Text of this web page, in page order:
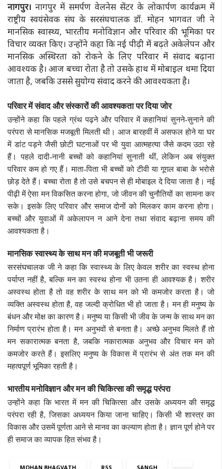
नागपुर। नागपुर में समर्पण वेलनेस सेंटर के लोकार्पण कार्यक्रम में
राष्ट्रीय स्वयंसेवक संघ के सरसंघचालक डॉ. मोहन भागवत जी ने
मानसिक स्वास्थ्य, भारतीय मनोविज्ञान और परिवार की भूमिका पर
विचार व्यक्त किए। उन्होंने कहा कि नई पीढ़ी में बढ़ते अकेलेपन और
मानसिक अस्थिरता को रोकने के लिए परिवार में संवाद बढ़ाना
आवश्यक है। आज बच्चा रोता है तो उसके हाथ में मोबाइल थमा दिया
जाता है, जबकि उससे सुयोग्य संवाद करने की आवश्यकता है।
परिवार में संवाद और संस्कारों की आवश्यकता पर दिया जोर
उन्होंने कहा कि पहले ग्रंथ पढ़ने और परिवार में कहानियां सुनने-सुनाने की
परंपरा से मानसिक मजबूती मिलती थी। आज बारहवीं में असफल होने या घर
में डांट पड़ने जैसी छोटी घटनाओं पर भी युवा आत्महत्या जैसे कदम उठा रहे
हैं। पहले दादी-नानी बच्चों को कहानियां सुनाती थीं, लेकिन अब संयुक्त
परिवार कम हो गए हैं। माता-पिता भी बच्चों को टीवी या गूगल बाबा के भरोसे
छोड़ देते हैं। बच्चा रोता है तो उसे बचपन से ही मोबाइल दे दिया जाता है। नई
पीढ़ी में ऐसा मन विकसित करना होगा, जो जीवन की चुनौतियों का सामना कर
सके। इसके लिए परिवार और समाज दोनों को मिलकर काम करना होगा।
बच्चों और युवाओं में अकेलापन न आने देना तथा संवाद बढ़ाना समय की
आवश्यकता है।
मानसिक स्वास्थ्य के साथ मन की मजबूती भी जरूरी
सरसंघचालक जी ने कहा कि स्वास्थ्य के लिए केवल शरीर का स्वस्थ होना
पर्याप्त नहीं है, बल्कि मन का स्वस्थ होना भी उतना ही आवश्यक है। शरीर
अस्वस्थ होता है तो वह शरीर के साथ मन को भी कमजोर करता है। जो
व्यक्ति अस्वस्थ होता है, वह जल्दी क्रोधित भी हो जाता है। मन ही मनुष्य के
बंधन और मोक्ष का कारण है। मनुष्य या किसी भी जीव के जन्म के साथ मन का
निर्माण प्रारंभ होता है। मन अनुभवों से बनता है। अच्छे अनुभव मिलते हैं तो
मन सकारात्मक बनता है, जबकि नकारात्मक अनुभव और विचार मन को
कमजोर करते हैं। इसलिए मनुष्य के विकास में प्रारंभ से अंत तक मन की
महत्वपूर्ण भूमिका रहती है।
भारतीय मनोविज्ञान और मन की चिकित्सा की समृद्ध परंपरा
उन्होंने कहा कि भारत में मन की चिकित्सा और उसके अध्ययन की समृद्ध
परंपरा रही है, जिसका अध्ययन किया जाना चाहिए। किसी भी शास्त्र का
विकास और उसमें पूर्णता आने से मानव का कल्याण होता है। ज्ञान पूर्ण होने पर
ही समाज का व्यापक हित संभव है।
MOHAN BHAGVATH RSS SANGH